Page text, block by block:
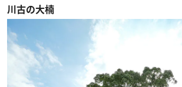
川古の大楠